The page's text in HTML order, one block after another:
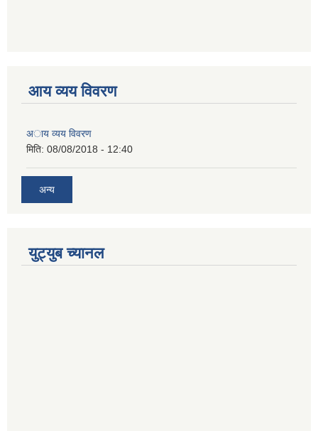
आय व्यय विवरण
अाय व्यय विवरण
मिति: 08/08/2018 - 12:40
अन्य
युट्युब च्यानल